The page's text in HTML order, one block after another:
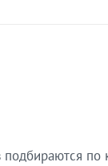
по